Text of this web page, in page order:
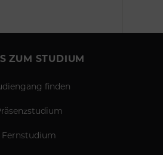
ZUM STUDIUM
finden
Fernstudium